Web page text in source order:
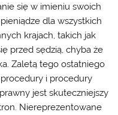
się w imieniu swoich
dla wszystkich
krajach, takich jak
przed sędzią, chyba że
Zaletą tego ostatniego
i procedury
jest skuteczniejszy
Niereprezentowane